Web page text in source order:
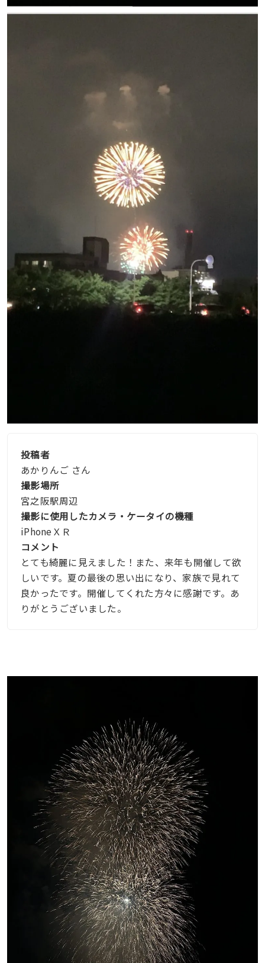
投稿者
あかりんご さん
撮影場所
宮之阪駅周辺
撮影に使用したカメラ・ケータイの機種
iPhoneＸＲ
コメント
とても綺麗に見えました！また、来年も開催して欲
しいです。夏の最後の思い出になり、家族で見れて
良かったです。開催してくれた方々に感謝です。あ
りがとうございました。